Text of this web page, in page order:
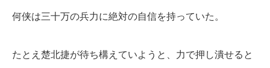
何侠は三十万の兵力に絶対の自信を持っていた。
たとえ楚北捷が待ち構えていようと、力で押し潰せると